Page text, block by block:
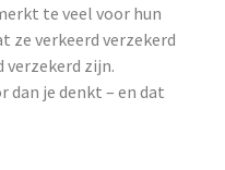
te veel voor hun
ze verkeerd verzekerd
zijn.
dan je denkt – en dat